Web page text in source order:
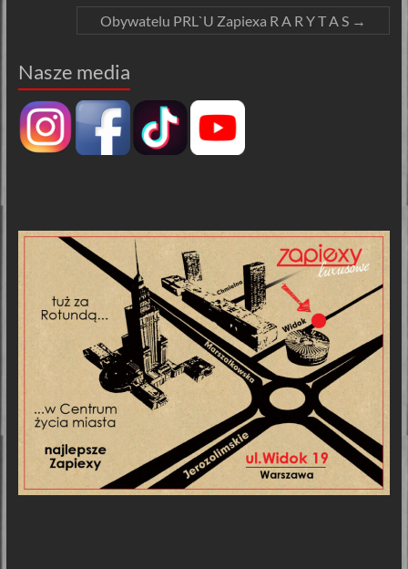
Obywatelu PRL`U Zapiexa R A R Y T A S →
Nasze media